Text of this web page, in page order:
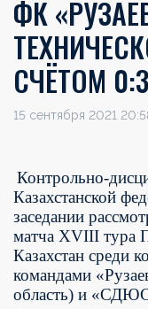
ФК
СЧЁТОМ 0:3
15 сентября 2021
Контрольно-
Казахстанской
заседании
матча XVIII тура
Казахстан среди
командами
область) и